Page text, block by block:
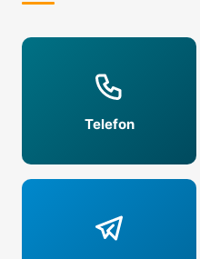
29 Nis 2026
Telefon